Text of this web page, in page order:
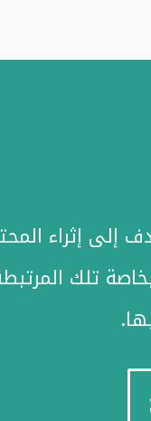
إلى إثراء
تلك